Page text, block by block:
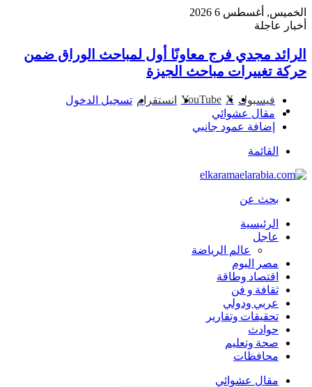
الخميس, أغسطس 6 2026
أخبار عاجلة
الرائد مجدي فرج معاونًا أول لمباحث الوراق ضمن
حركة تغييرات مباحث الجيزة
فيسبوك ‫X
‫YouTube انستقرام تسجيل الدخول
مقال عشوائي
إضافة عمود جانبي
القائمة
بحث عن
الرئيسية
عاجل
عالم الرياضة
مصر اليوم
اقتصاد وطاقة
ثقافة و فن
عربي ودولي
تحقيقات وتقارير
حوادث
صحة وتعليم
محافظات
مقال عشوائي